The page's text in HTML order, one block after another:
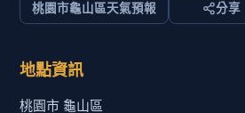
桃園市龜山區天氣預報 分享
地點資訊
桃園市 龜山區